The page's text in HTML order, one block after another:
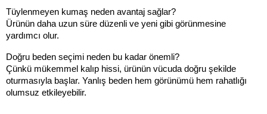
Tüylenmeyen kumaş neden avantaj sağlar?
Ürünün daha uzun süre düzenli ve yeni gibi görünmesine
yardımcı olur.
Doğru beden seçimi neden bu kadar önemli?
Çünkü mükemmel kalıp hissi, ürünün vücuda doğru şekilde
oturmasıyla başlar. Yanlış beden hem görünümü hem rahatlığı
olumsuz etkileyebilir.